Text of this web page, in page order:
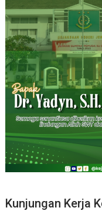
Kunjungan Kerja